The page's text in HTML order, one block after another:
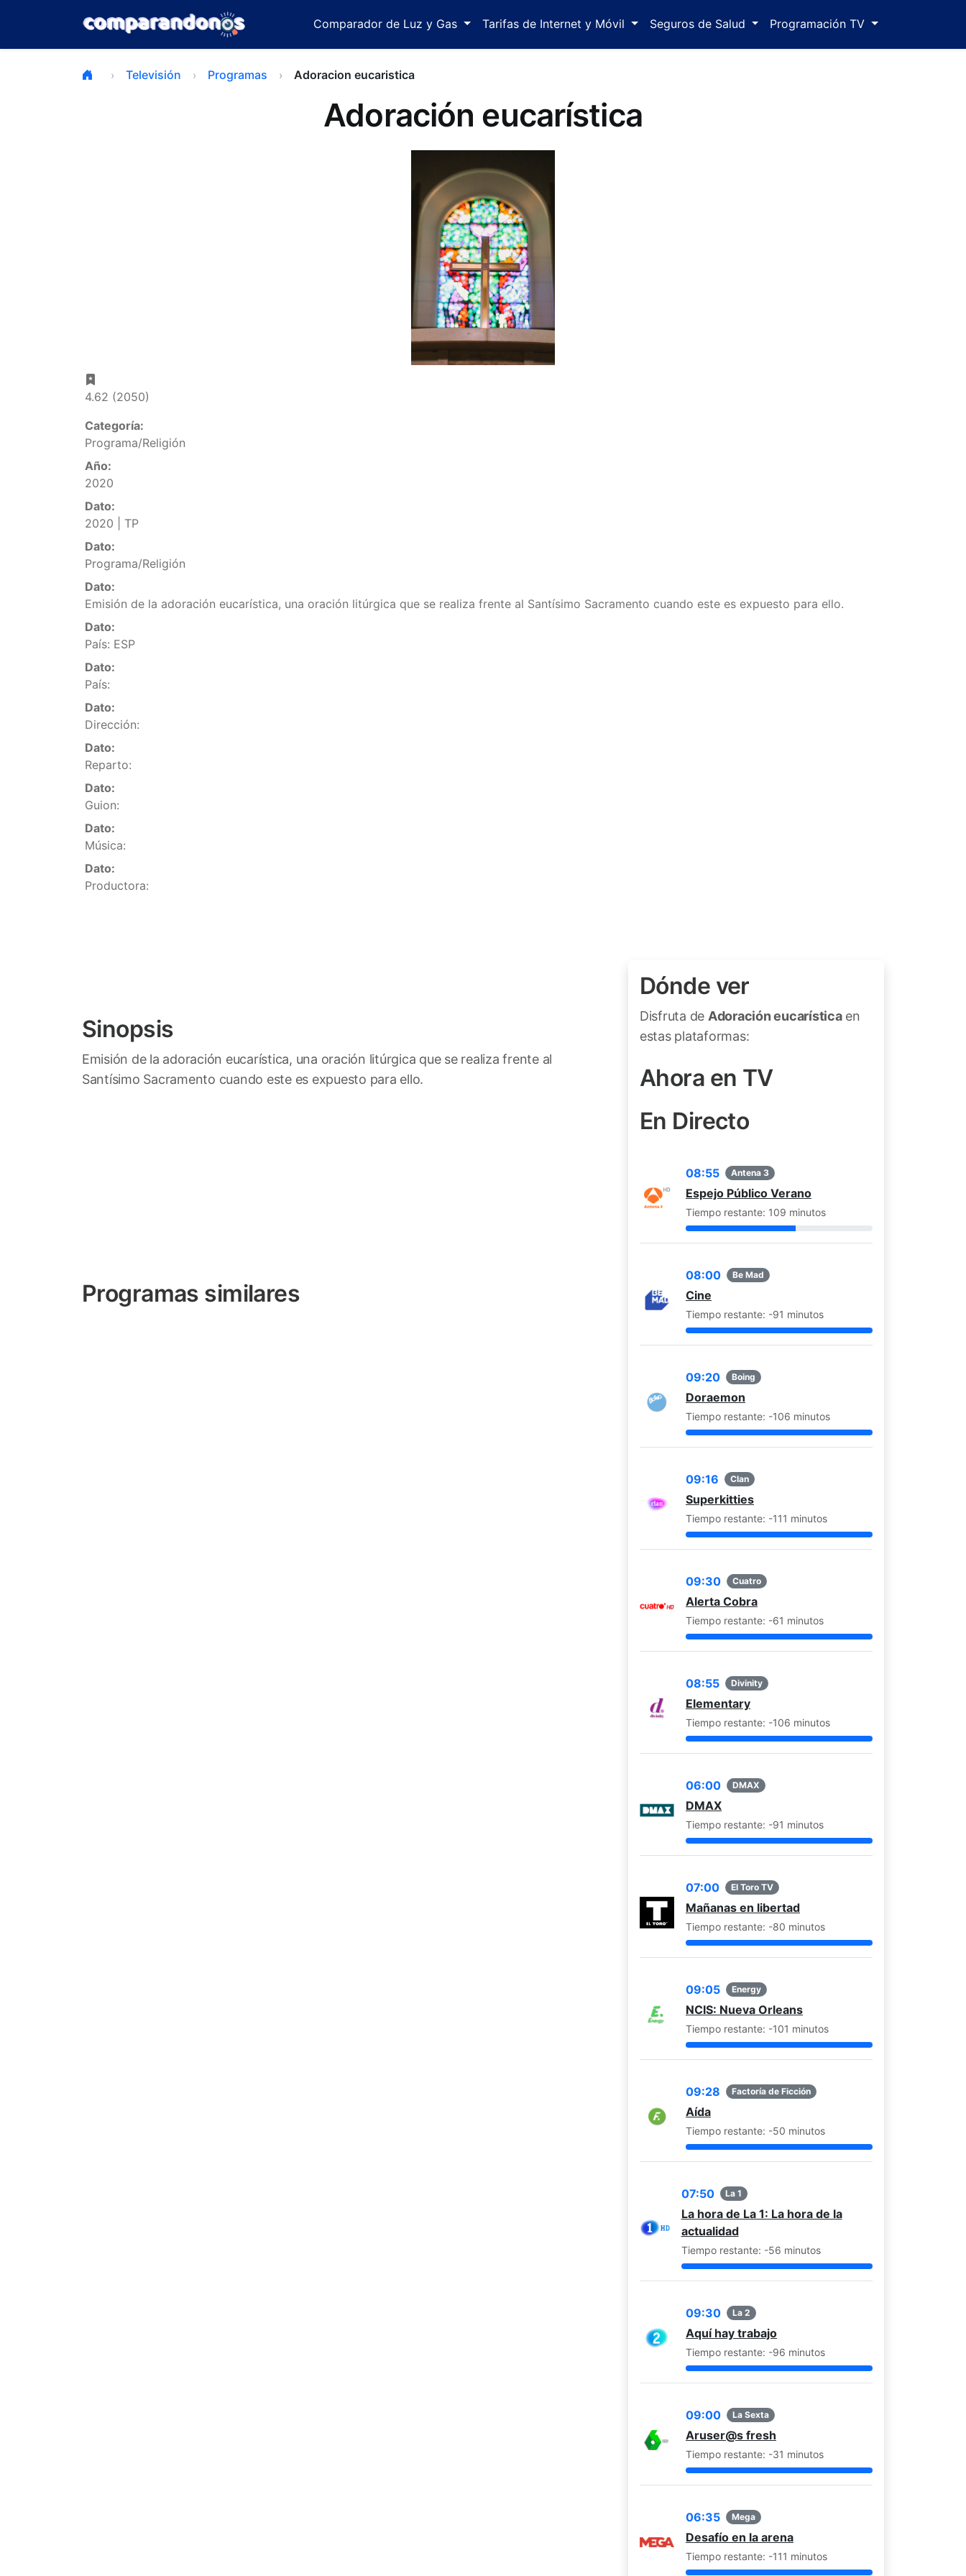
Comparador de Luz y Gas Tarifas de Internet y Móvil Seguros de Salud Programación TV
Televisión Programas Adoracion eucaristica
Adoración eucarística
4.62 (2050)
Categoría:
Programa/Religión
Año:
2020
Dato:
2020 | TP
Dato:
Programa/Religión
Dato:
Emisión de la adoración eucarística, una oración litúrgica que se realiza frente al Santísimo Sacramento cuando este es expuesto para ello.
Dato:
País: ESP
Dato:
País:
Dato:
Dirección:
Dato:
Reparto:
Dato:
Guion:
Dato:
Música:
Dato:
Productora:
Sinopsis
Emisión de la adoración eucarística, una oración litúrgica que se realiza frente al
Santísimo Sacramento cuando este es expuesto para ello.
Programas similares
Dónde ver
Disfruta de Adoración eucarísticaen
estas plataformas:
Ahora en TV
En Directo
08:55 Antena 3
Espejo Público Verano
Tiempo restante: 109 minutos
08:00 Be Mad
Cine
Tiempo restante: -91 minutos
09:20 Boing
Doraemon
Tiempo restante: -106 minutos
09:16 Clan
Superkitties
Tiempo restante: -111 minutos
09:30 Cuatro
Alerta Cobra
Tiempo restante: -61 minutos
08:55 Divinity
Elementary
Tiempo restante: -106 minutos
06:00 DMAX
DMAX
Tiempo restante: -91 minutos
07:00 El Toro TV
Mañanas en libertad
Tiempo restante: -80 minutos
09:05 Energy
NCIS: Nueva Orleans
Tiempo restante: -101 minutos
09:28 Factoría de Ficción
Aída
Tiempo restante: -50 minutos
07:50 La 1
La hora de La 1: La hora de la
actualidad
Tiempo restante: -56 minutos
09:30 La 2
Aquí hay trabajo
Tiempo restante: -96 minutos
09:00 La Sexta
Aruser@s fresh
Tiempo restante: -31 minutos
06:35 Mega
Desafío en la arena
Tiempo restante: -111 minutos